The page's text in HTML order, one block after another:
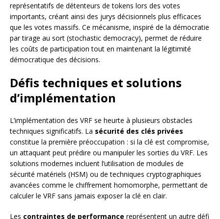
représentatifs de détenteurs de tokens lors des votes
importants, créant ainsi des jurys décisionnels plus efficaces
que les votes massifs. Ce mécanisme, inspiré de la démocratie
par tirage au sort (stochastic democracy), permet de réduire
les coûts de participation tout en maintenant la légitimité
démocratique des décisions.
Défis techniques et solutions
d’implémentation
L’implémentation des VRF se heurte à plusieurs obstacles
techniques significatifs. La sécurité des clés privées
constitue la première préoccupation : si la clé est compromise,
un attaquant peut prédire ou manipuler les sorties du VRF. Les
solutions modernes incluent l’utilisation de modules de
sécurité matériels (HSM) ou de techniques cryptographiques
avancées comme le chiffrement homomorphe, permettant de
calculer le VRF sans jamais exposer la clé en clair.
Les contraintes de performance représentent un autre défi